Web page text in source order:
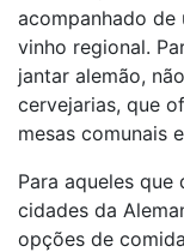
acompanhado de
vinho regional.
jantar alemão,
cervejarias, que
mesas comunais
Para aqueles
cidades da
opções de